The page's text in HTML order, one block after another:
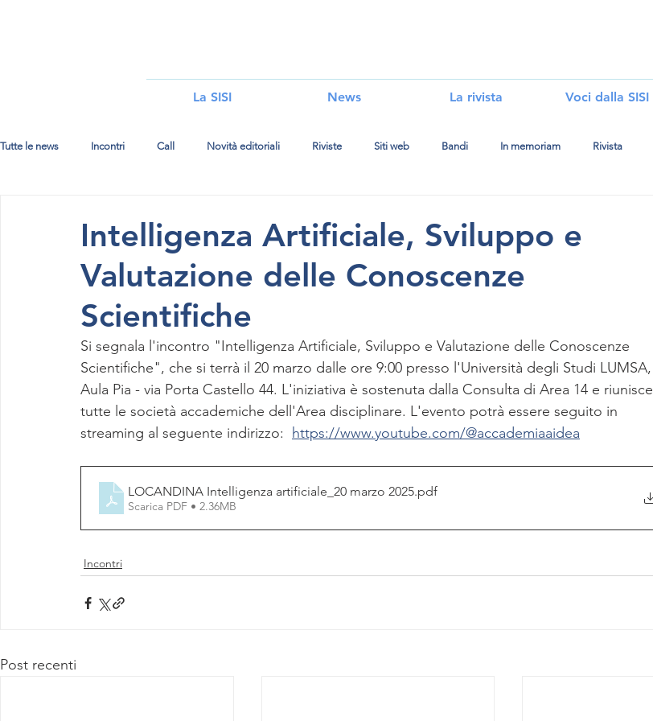
i i
La SISI News La rivista Voci dalla SISI
Tutte le news Incontri Call Novità editoriali Riviste Siti web Bandi In memoriam Rivista
Intelligenza Artificiale, Sviluppo e
Valutazione delle Conoscenze
Scientifiche
Si segnala l'incontro "Intelligenza Artificiale, Sviluppo e Valutazione delle Conoscenze
Scientifiche", che si terrà il 20 marzo dalle ore 9:00 presso l'Università degli Studi LUMSA,
Aula Pia - via Porta Castello 44. L'iniziativa è sostenuta dalla Consulta di Area 14 e riunisce
tutte le società accademiche dell'Area disciplinare. L'evento potrà essere seguito in
streaming al seguente indirizzo: https://www.youtube.com/@accademiaaidea
LOCANDINA Intelligenza artificiale_20 marzo 2025.pdf
Scarica PDF • 2.36MB
Incontri
Post recenti